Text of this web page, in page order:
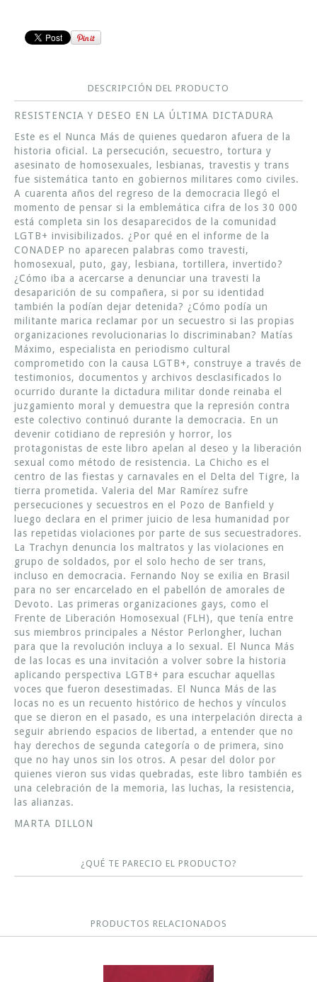
DESCRIPCIÓN DEL PRODUCTO
RESISTENCIA Y DESEO EN LA ÚLTIMA DICTADURA
Este es el Nunca Más de quienes quedaron afuera de la
historia oficial. La persecución, secuestro, tortura y
asesinato de homosexuales, lesbianas, travestis y trans
fue sistemática tanto en gobiernos militares como civiles.
A cuarenta años del regreso de la democracia llegó el
momento de pensar si la emblemática cifra de los 30 000
está completa sin los desaparecidos de la comunidad
LGTB+ invisibilizados. ¿Por qué en el informe de la
CONADEP no aparecen palabras como travesti,
homosexual, puto, gay, lesbiana, tortillera, invertido?
¿Cómo iba a acercarse a denunciar una travesti la
desaparición de su compañera, si por su identidad
también la podían dejar detenida? ¿Cómo podía un
militante marica reclamar por un secuestro si las propias
organizaciones revolucionarias lo discriminaban? Matías
Máximo, especialista en periodismo cultural
comprometido con la causa LGTB+, construye a través de
testimonios, documentos y archivos desclasificados lo
ocurrido durante la dictadura militar donde reinaba el
juzgamiento moral y demuestra que la represión contra
este colectivo continuó durante la democracia. En un
devenir cotidiano de represión y horror, los
protagonistas de este libro apelan al deseo y la liberación
sexual como método de resistencia. La Chicho es el
centro de las fiestas y carnavales en el Delta del Tigre, la
tierra prometida. Valeria del Mar Ramírez sufre
persecuciones y secuestros en el Pozo de Banfield y
luego declara en el primer juicio de lesa humanidad por
las repetidas violaciones por parte de sus secuestradores.
La Trachyn denuncia los maltratos y las violaciones en
grupo de soldados, por el solo hecho de ser trans,
incluso en democracia. Fernando Noy se exilia en Brasil
para no ser encarcelado en el pabellón de amorales de
Devoto. Las primeras organizaciones gays, como el
Frente de Liberación Homosexual (FLH), que tenía entre
sus miembros principales a Néstor Perlongher, luchan
para que la revolución incluya a lo sexual. El Nunca Más
de las locas es una invitación a volver sobre la historia
aplicando perspectiva LGTB+ para escuchar aquellas
voces que fueron desestimadas. El Nunca Más de las
locas no es un recuento histórico de hechos y vínculos
que se dieron en el pasado, es una interpelación directa a
seguir abriendo espacios de libertad, a entender que no
hay derechos de segunda categoría o de primera, sino
que no hay unos sin los otros. A pesar del dolor por
quienes vieron sus vidas quebradas, este libro también es
una celebración de la memoria, las luchas, la resistencia,
las alianzas.
MARTA DILLON
¿QUÉ TE PARECIO EL PRODUCTO?
PRODUCTOS RELACIONADOS